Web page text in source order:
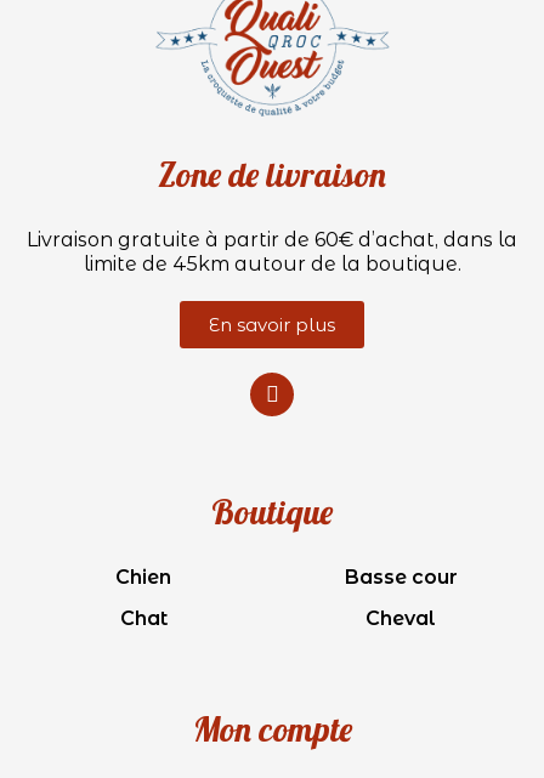
Zone de livraison
Livraison gratuite à partir de 60€ d’achat, dans la
limite de 45km autour de la boutique.
En savoir plus
Boutique
Chien
Chat
Basse cour
Cheval
Mon compte